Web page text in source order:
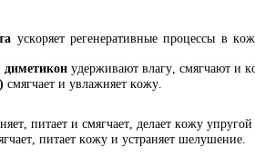
ускоряет регенеративные процессы в
диметикон удерживают влагу, смягчают и
смягчает и увлажняет кожу.
питает и смягчает, делает кожу
питает кожу и устраняет шелушение.